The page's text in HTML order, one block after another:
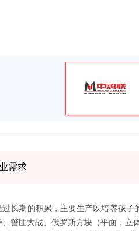
需求
长期的积累，主要生产以培养孩
警匪大战、俄罗斯方块（平面，